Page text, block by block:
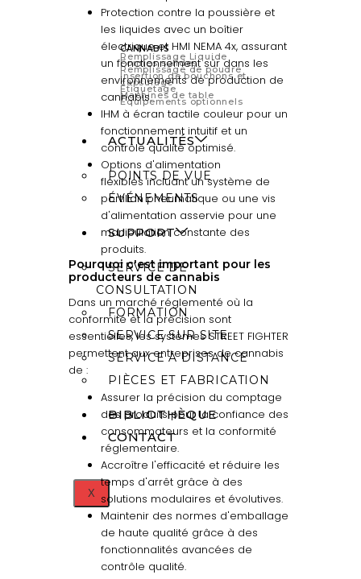
CANNABIS
Remplissage Liquide
Formes solides
Remplissage de poudre
Insertion de bouchons et
capsulage
Étiquetage
Machines de table
Équipements optionnels
ACTUALITÉS
POINTS DE VUE
ÉVÉNEMENTS
SUPPORT
SERVICE DE
CONSULTATION
FORMATION
SERVICE SUR SITE
SERVICE À DISTANCE
PIÈCES ET FABRICATION
BIBLIOTHÈQUE
CONTACT
X
Protection contre la poussière et
les liquides avec un boîtier
électrique et HMI NEMA 4x, assurant
un fonctionnement sûr dans les
environnements de production de
cannabis.
IHM à écran tactile couleur pour un
fonctionnement intuitif et un
contrôle qualité optimisé.
Options d'alimentation
flexibles incluant un système de
portillon pneumatique ou une vis
d'alimentation asservie pour une
manipulation constante des
produits.
Pourquoi c'est important pour les
producteurs de cannabis
Dans un marché réglementé où la
conformité et la précision sont
essentielles, les systèmes STREET FIGHTER
permettent aux entreprises de cannabis
de :
Assurer la précision du comptage
des produits pour la confiance des
consommateurs et la conformité
réglementaire.
Accroître l'efficacité et réduire les
temps d'arrêt grâce à des
solutions modulaires et évolutives.
Maintenir des normes d'emballage
de haute qualité grâce à des
fonctionnalités avancées de
contrôle qualité.